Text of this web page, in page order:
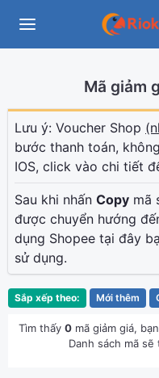
Mã giảm
Lưu ý: Voucher Shop
bước thanh toán,
IOS, click vào chi tiết
Sau khi nhấn Copy mã
được chuyển hướng
dụng Shopee tại đây
sử dụng.
Sắp xếp theo: Mới thêm
Tìm thấy 0mã giảm giá,
Danh sách mã